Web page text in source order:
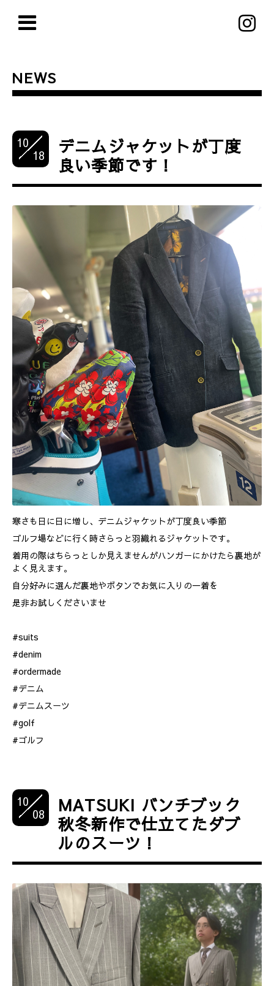
NEWS
10
18
デニムジャケットが丁度
良い季節です！
寒さも日に日に増し、デニムジャケットが丁度良い季節
ゴルフ場などに行く時さらっと羽織れるジャケットです。
着用の際はちらっとしか見えませんがハンガーにかけたら裏地が
よく見えます。
自分好みに選んだ裏地やボタンでお気に入りの一着を
是非お試しくださいませ
#suits
#denim
#ordermade
#デニム
#デニムスーツ
#golf
#ゴルフ
10
08
MATSUKI バンチブック
秋冬新作で仕立てたダブ
ルのスーツ！